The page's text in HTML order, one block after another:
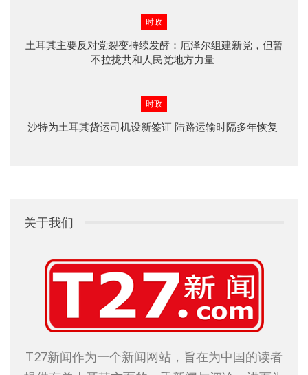
时政
土耳其主要反对党裂变持续发酵：厄泽尔组建新党，但暂
不拉拢共和人民党地方力量
时政
沙特为土耳其货运司机设新签证 陆路运输时隔多年恢复
关于我们
T27新闻作为一个新闻网站，旨在为中国的读者